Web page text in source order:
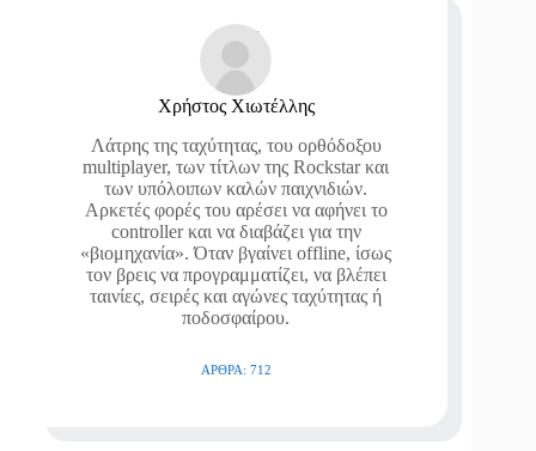
Χρήστος Χιωτέλλης
Λάτρης της ταχύτητας, του ορθόδοξου
multiplayer, των τίτλων της Rockstar και
των υπόλοιπων καλών παιχνιδιών.
Αρκετές φορές του αρέσει να αφήνει το
controller και να διαβάζει για την
«βιομηχανία». Όταν βγαίνει offline, ίσως
τον βρεις να προγραμματίζει, να βλέπει
ταινίες, σειρές και αγώνες ταχύτητας ή
ποδοσφαίρου.
ΆΡΘΡΑ: 712